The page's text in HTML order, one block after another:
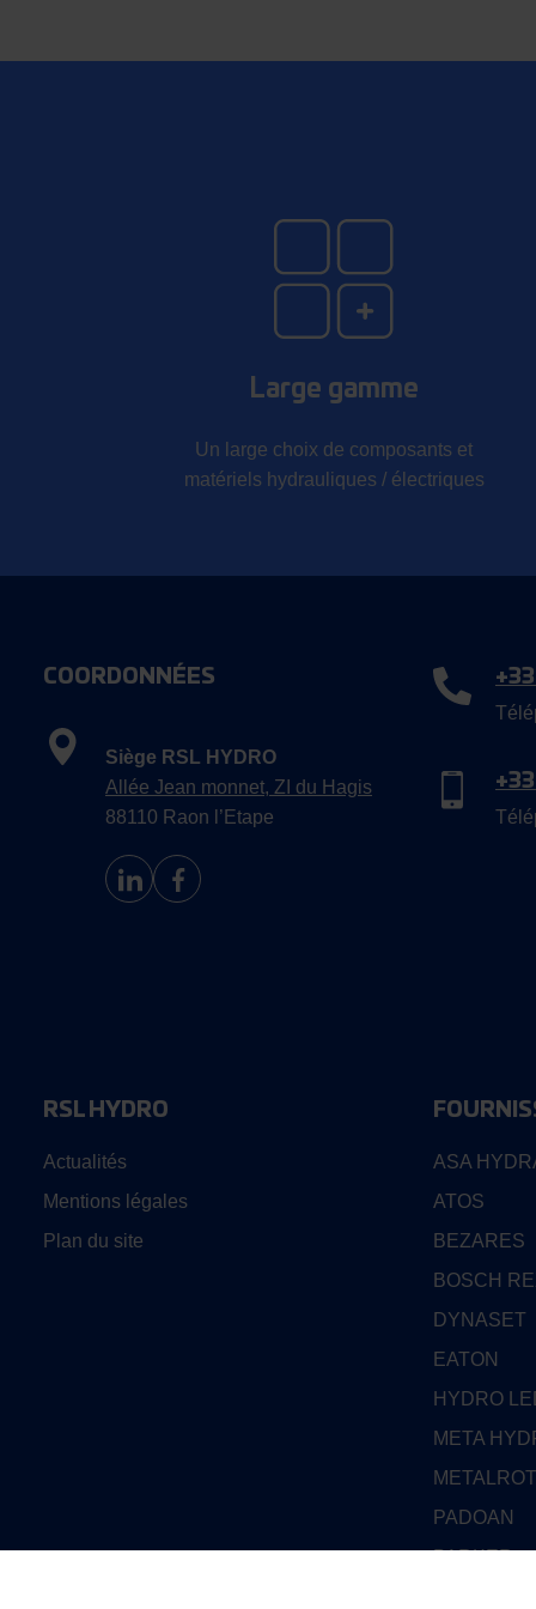
Large gamme
Un large choix de composants et
matériels hydrauliques / électriques
COORDONNÉES
Siège RSL HYDRO
Allée Jean monnet, ZI du Hagis
88110 Raon l’Etape
RSL HYDRO
Actualités
Mentions légales
Plan du site
ASA
ATOS
BEZARES
BOSCH
DYNASET
EATON
HYDRO
META
PADOAN
PARKER